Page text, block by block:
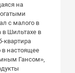
на
с малого в
в Шильтахе в
квартира
в настоящее
Гансом»,